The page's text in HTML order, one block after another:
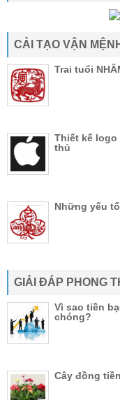
CẢI TẠO VẬN
Trai tuổi
Thiết kế
thủ
Những yếu
GIẢI ĐÁP PHONG
Vì sao tiền
chóng?
Cây đồng